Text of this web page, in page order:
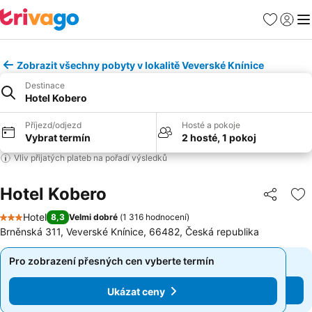
Oblíbené
Zobrazit všechny pobyty v lokalitě Veverské Knínice
Destinace
Hotel Kobero
Příjezd/odjezd
Vybrat termín
Hosté a pokoje
2 hosté, 1 pokoj
Vliv přijatých plateb na pořadí výsledků
Hotel Kobero Sdílet
3 Počet hvězdiček
Hotel 8,3 Velmi dobré (1 316 hodnocení)
Brněnská 311, Veverské Knínice, 66482, Česká republika
Pro zobrazení přesných cen vyberte termín
Ukázat ceny
Pro zobrazení přesných cen vyberte termín
Ukázat ceny